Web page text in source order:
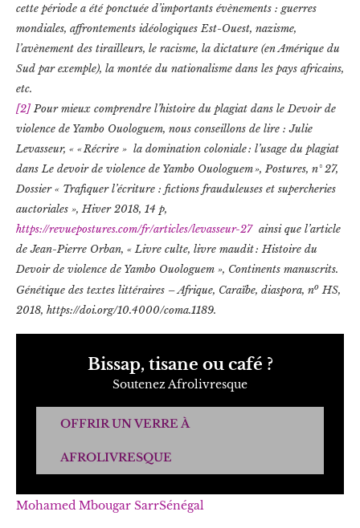
cette période a été ponctuée d’importants évènements : guerres
mondiales, affrontements idéologiques Est-Ouest, nazisme,
l’avènement des tirailleurs, le racisme, la dictature (en Amérique du
Sud par exemple), la montée du nationalisme dans les pays africains,
etc.
[2] Pour mieux comprendre l’histoire du plagiat dans le Devoir de
violence de Yambo Ouologuem, nous conseillons de lire : Julie
Levasseur, « « Récrire » la domination coloniale : l’usage du plagiat
dans Le devoir de violence de Yambo Ouologuem », Postures, n° 27,
Dossier « Trafiquer l’écriture : fictions frauduleuses et supercheries
auctoriales », Hiver 2018, 14 p,
https://revuepostures.com/fr/articles/levasseur-27ainsi que l’article
de Jean-Pierre Orban, « Livre culte, livre maudit : Histoire du
Devoir de violence de Yambo Ouologuem », Continents manuscrits.
Génétique des textes littéraires – Afrique, Caraïbe, diaspora, no HS,
2018, https://doi.org/10.4000/coma.1189.
Bissap, tisane ou café ?
Soutenez Afrolivresque
OFFRIR UN VERRE À
AFROLIVRESQUE
Mohamed Mbougar SarrSénégal